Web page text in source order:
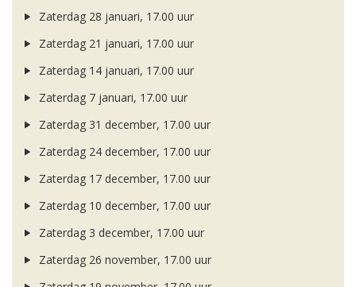
Zaterdag 28 januari, 17.00 uur
Zaterdag 21 januari, 17.00 uur
Zaterdag 14 januari, 17.00 uur
Zaterdag 7 januari, 17.00 uur
Zaterdag 31 december, 17.00 uur
Zaterdag 24 december, 17.00 uur
Zaterdag 17 december, 17.00 uur
Zaterdag 10 december, 17.00 uur
Zaterdag 3 december, 17.00 uur
Zaterdag 26 november, 17.00 uur